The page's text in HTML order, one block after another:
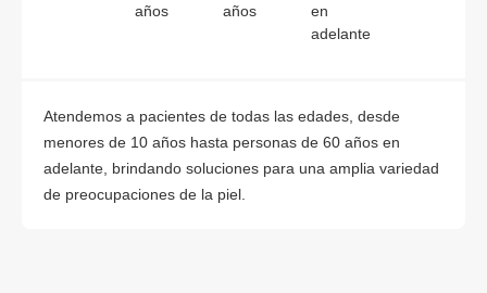
años
años
en
adelante
Atendemos a pacientes de todas las edades, desde
menores de 10 años hasta personas de 60 años en
adelante, brindando soluciones para una amplia variedad
de preocupaciones de la piel.